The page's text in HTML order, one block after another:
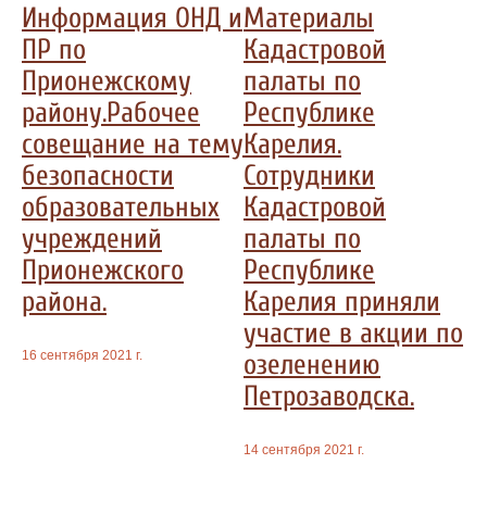
Информация ОНД и
ПР по
Прионежскому
району.Рабочее
совещание на тему
безопасности
образовательных
учреждений
Прионежского
района.
16 сентября 2021 г.
Материалы
Кадастровой
палаты по
Республике
Карелия.
Сотрудники
Кадастровой
палаты по
Республике
Карелия приняли
участие в акции по
озеленению
Петрозаводска.
14 сентября 2021 г.